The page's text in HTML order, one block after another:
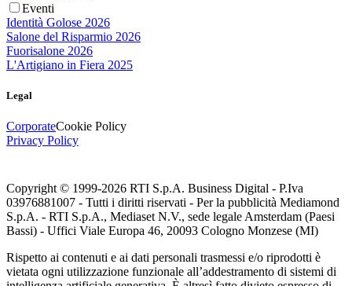
Eventi
Identità Golose 2026
Salone del Risparmio 2026
Fuorisalone 2026
L'Artigiano in Fiera 2025
Legal
CorporateCookie Policy
Privacy Policy
Copyright © 1999-2026 RTI S.p.A. Business Digital - P.Iva
03976881007 - Tutti i diritti riservati - Per la pubblicità Mediamond
S.p.A. - RTI S.p.A., Mediaset N.V., sede legale Amsterdam (Paesi
Bassi) - Uffici Viale Europa 46, 20093 Cologno Monzese (MI)
Rispetto ai contenuti e ai dati personali trasmessi e/o riprodotti è
vietata ogni utilizzazione funzionale all’addestramento di sistemi di